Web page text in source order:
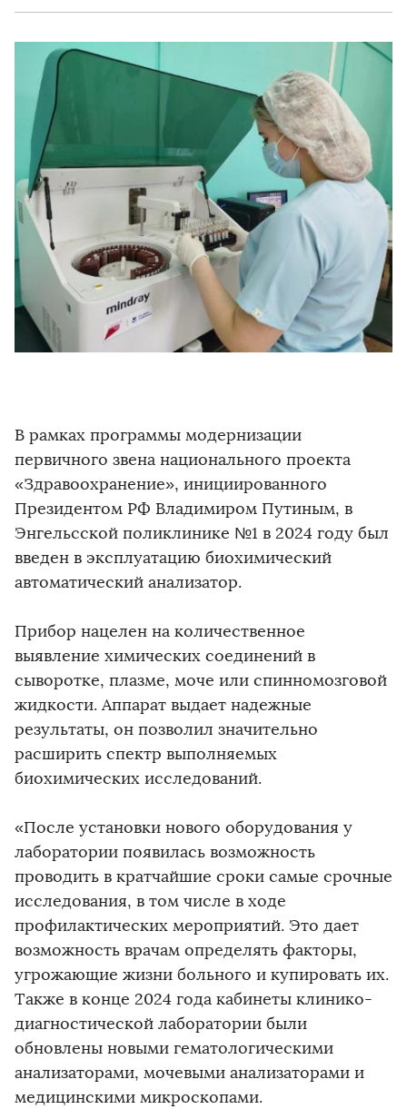
В рамках программы модернизации
первичного звена национального проекта
«Здравоохранение», инициированного
Президентом РФ Владимиром Путиным, в
Энгельсской поликлинике №1 в 2024 году был
введен в эксплуатацию биохимический
автоматический анализатор.
Прибор нацелен на количественное
выявление химических соединений в
сыворотке, плазме, моче или спинномозговой
жидкости. Аппарат выдает надежные
результаты, он позволил значительно
расширить спектр выполняемых
биохимических исследований.
«После установки нового оборудования у
лаборатории появилась возможность
проводить в кратчайшие сроки самые срочные
исследования, в том числе в ходе
профилактических мероприятий. Это дает
возможность врачам определять факторы,
угрожающие жизни больного и купировать их.
Также в конце 2024 года кабинеты клинико-
диагностической лаборатории были
обновлены новыми гематологическими
анализаторами, мочевыми анализаторами и
медицинскими микроскопами.